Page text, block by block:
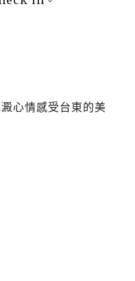
心情感受台東的美